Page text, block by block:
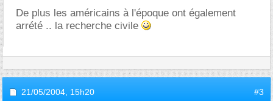
De plus les américains à l'époque ont également
arrété .. la recherche civile
21/05/2004, 15h20 #3